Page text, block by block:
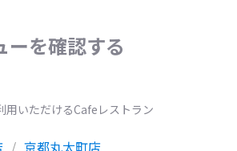
ーを確認する
用いただけるCafeレストラン
京都丸太町店